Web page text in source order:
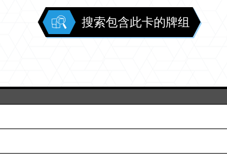
搜索包含此卡的牌组